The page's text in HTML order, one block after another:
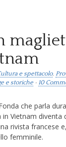
e spettacolo,
e storiche • 10
che parla
Vietnam diventa
rivista francese
femminile.